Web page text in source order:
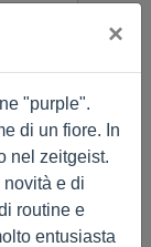
×
"purple".
di un fiore. In
nel zeitgeist.
e di
routine e
entusiasta